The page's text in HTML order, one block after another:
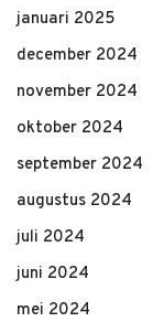
januari 2025
december 2024
november 2024
oktober 2024
september 2024
augustus 2024
juli 2024
juni 2024
mei 2024